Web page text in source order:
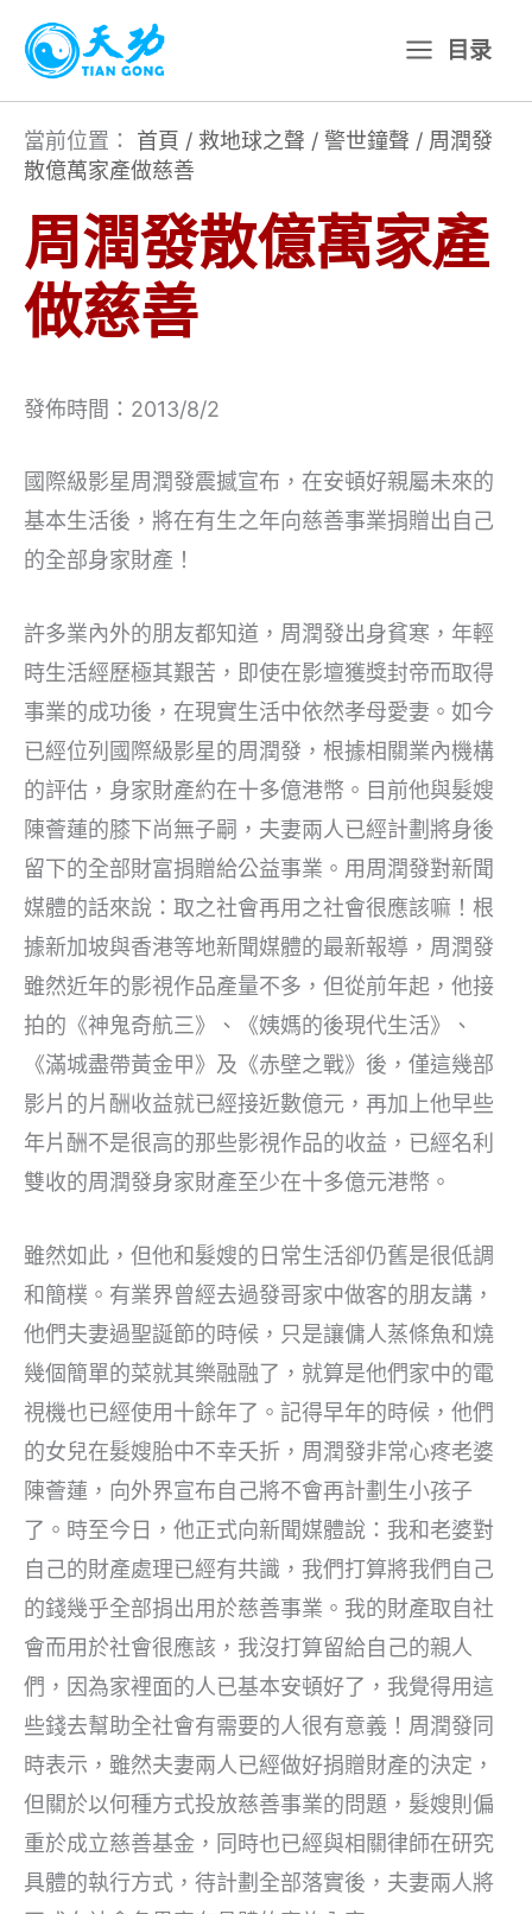
主
目录
當前位置： 首頁 / 救地球之聲 / 警世鐘聲 / 周潤發
散億萬家產做慈善
周潤發散億萬家產
做慈善
發佈時間：2013/8/2
國際級影星周潤發震撼宣布，在安頓好親屬未來的
基本生活後，將在有生之年向慈善事業捐贈出自己
的全部身家財產！
許多業內外的朋友都知道，周潤發出身貧寒，年輕
時生活經歷極其艱苦，即使在影壇獲獎封帝而取得
事業的成功後，在現實生活中依然孝母愛妻。如今
已經位列國際級影星的周潤發，根據相關業內機構
的評估，身家財產約在十多億港幣。目前他與髮嫂
陳薈蓮的膝下尚無子嗣，夫妻兩人已經計劃將身後
留下的全部財富捐贈給公益事業。用周潤發對新聞
媒體的話來說：取之社會再用之社會很應該嘛！根
據新加坡與香港等地新聞媒體的最新報導，周潤發
雖然近年的影視作品產量不多，但從前年起，他接
拍的《神鬼奇航三》、《姨媽的後現代生活》、
《滿城盡帶黃金甲》及《赤壁之戰》後，僅這幾部
影片的片酬收益就已經接近數億元，再加上他早些
年片酬不是很高的那些影視作品的收益，已經名利
雙收的周潤發身家財產至少在十多億元港幣。
雖然如此，但他和髮嫂的日常生活卻仍舊是很低調
和簡樸。有業界曾經去過發哥家中做客的朋友講，
他們夫妻過聖誕節的時候，只是讓傭人蒸條魚和燒
幾個簡單的菜就其樂融融了，就算是他們家中的電
視機也已經使用十餘年了。記得早年的時候，他們
的女兒在髮嫂胎中不幸夭折，周潤發非常心疼老婆
陳薈蓮，向外界宣布自己將不會再計劃生小孩子
了。時至今日，他正式向新聞媒體說：我和老婆對
自己的財產處理已經有共識，我們打算將我們自己
的錢幾乎全部捐出用於慈善事業。我的財產取自社
會而用於社會很應該，我沒打算留給自己的親人
們，因為家裡面的人已基本安頓好了，我覺得用這
些錢去幫助全社會有需要的人很有意義！周潤發同
時表示，雖然夫妻兩人已經做好捐贈財產的決定，
但關於以何種方式投放慈善事業的問題，髮嫂則偏
重於成立慈善基金，同時也已經與相關律師在研究
具體的執行方式，待計劃全部落實後，夫妻兩人將